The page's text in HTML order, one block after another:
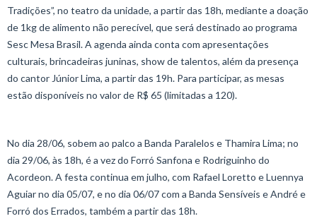
Tradições”, no teatro da unidade, a partir das 18h, mediante a doação
de 1kg de alimento não perecível, que será destinado ao programa
Sesc Mesa Brasil. A agenda ainda conta com apresentações
culturais, brincadeiras juninas, show de talentos, além da presença
do cantor Júnior Lima, a partir das 19h. Para participar, as mesas
estão disponíveis no valor de R$ 65 (limitadas a 120).
No dia 28/06, sobem ao palco a Banda Paralelos e Thamira Lima; no
dia 29/06, às 18h, é a vez do Forró Sanfona e Rodriguinho do
Acordeon. A festa continua em julho, com Rafael Loretto e Luennya
Aguiar no dia 05/07, e no dia 06/07 com a Banda Sensíveis e André e
Forró dos Errados, também a partir das 18h.